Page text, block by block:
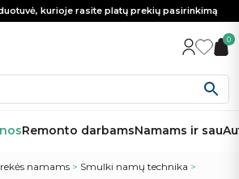
kurioje rasite platų prekių pasirinkimą
0
Remonto darbamsNamams ir sau
namams > Smulki namų technika >